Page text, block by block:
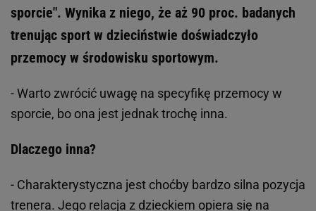
sporcie". Wynika z niego, że aż 90 proc. badanych
trenując sport w dzieciństwie doświadczyło
przemocy w środowisku sportowym.
- Warto zwrócić uwagę na specyfikę przemocy w
sporcie, bo ona jest jednak trochę inna.
Dlaczego inna?
- Charakterystyczna jest choćby bardzo silna pozycja
trenera. Jego relacja z dzieckiem opiera się na